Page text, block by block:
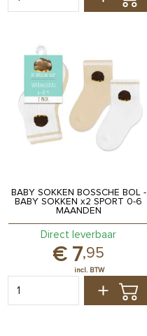
BABY SOKKEN BOSSCHE BOL -
BABY SOKKEN x2 SPORT 0-6
MAANDEN
7,95
Direct leverbaar